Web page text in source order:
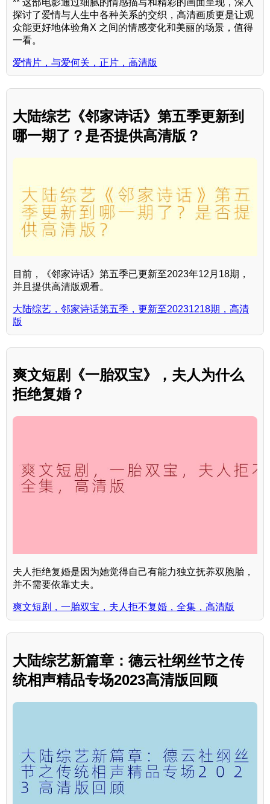
** 这部电影通过细腻的情感描写和精彩的画面呈现，深入
探讨了爱情与人生中各种关系的交织，高清画质更是让观
众能更好地体验角X 之间的情感变化和美丽的场景，值得
一看。
爱情片，与爱何关，正片，高清版
大陆综艺《邻家诗话》第五季更新到
哪一期了？是否提供高清版？
目前，《邻家诗话》第五季已更新至2023年12月18期，
并且提供高清版观看。
大陆综艺，邻家诗话第五季，更新至20231218期，高清
版
爽文短剧《一胎双宝》，夫人为什么
拒绝复婚？
夫人拒绝复婚是因为她觉得自己有能力独立抚养双胞胎，
并不需要依靠丈夫。
爽文短剧，一胎双宝，夫人拒不复婚，全集，高清版
大陆综艺新篇章：德云社纲丝节之传
统相声精品专场2023高清版回顾